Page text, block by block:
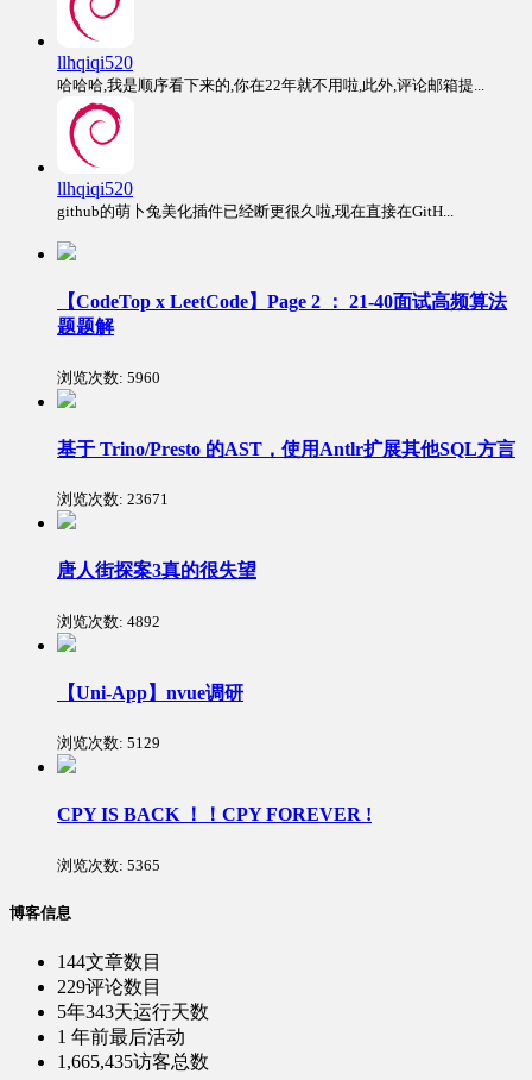
llhqiqi520
哈哈哈,我是顺序看下来的,你在22年就不用啦,此外,评论邮箱提...
llhqiqi520
github的萌卜兔美化插件已经断更很久啦,现在直接在GitH...
【CodeTop x LeetCode】Page 2 ： 21-40面试高频算法
题题解
浏览次数: 5960
基于 Trino/Presto 的AST，使用Antlr扩展其他SQL方言
浏览次数: 23671
唐人街探案3真的很失望
浏览次数: 4892
【Uni-App】nvue调研
浏览次数: 5129
CPY IS BACK ！！CPY FOREVER !
浏览次数: 5365
博客信息
144文章数目
229评论数目
5年343天运行天数
1 年前最后活动
1,665,435访客总数